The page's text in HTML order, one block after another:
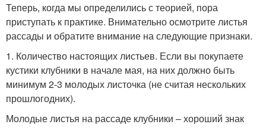
Теперь, когда мы определились с теорией, пора
приступать к практике. Внимательно осмотрите листья
рассады и обратите внимание на следующие признаки.
1. Количество настоящих листьев. Если вы покупаете
кустики клубники в начале мая, на них должно быть
минимум 2-3 молодых листочка (не считая нескольких
прошлогодних).
Молодые листья на рассаде клубники – хороший знак